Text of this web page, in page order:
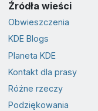
Źródła wieści
Obwieszczenia
KDE Blogs
Planeta KDE
Kontakt dla prasy
Różne rzeczy
Podziękowania